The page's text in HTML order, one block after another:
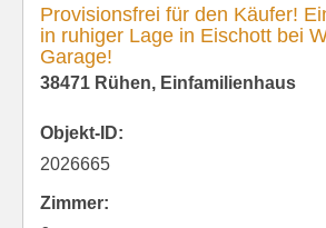
Provisionsfrei für den Käufer!
in ruhiger Lage in Eischott bei
Garage!
38471 Rühen, Einfamilienhaus
Objekt-ID:
2026665
Zimmer: